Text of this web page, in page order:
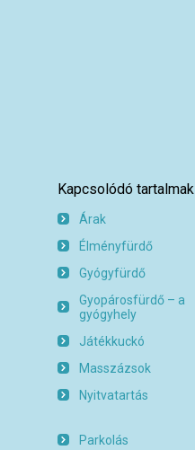
Kapcsolódó tartalmak
Árak
Élményfürdő
Gyógyfürdő
Gyopárosfürdő – a
gyógyhely
Játékkuckó
Masszázsok
Nyitvatartás
Parkolás